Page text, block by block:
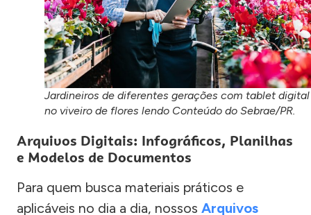
Jardineiros de diferentes gerações com tablet digital
no viveiro de flores lendo Conteúdo do Sebrae/PR.
Arquivos Digitais: Infográficos, Planilhas
e Modelos de Documentos
Para quem busca materiais práticos e
aplicáveis no dia a dia, nossos Arquivos